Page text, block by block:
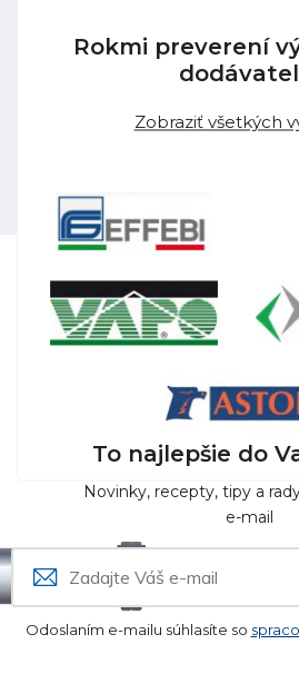
Rokmi preverení
Zobraziť všetkých
To najlepšie do
Novinky, recepty, tipy a
e-mail
Odoslaním e-mailu súhlasíte so